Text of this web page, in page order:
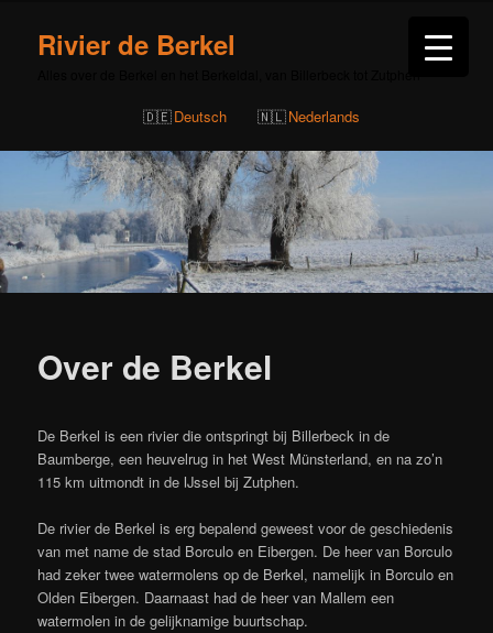
Rivier de Berkel
Deutsch Nederlands
Over de Berkel
De Berkel is een rivier die ontspringt bij Billerbeck in de
Baumberge, een heuvelrug in het West Münsterland, en na zo’n
115 km uitmondt in de IJssel bij Zutphen.
De rivier de Berkel is erg bepalend geweest voor de geschiedenis
van met name de stad Borculo en Eibergen. De heer van Borculo
had zeker twee watermolens op de Berkel, namelijk in Borculo en
Olden Eibergen. Daarnaast had de heer van Mallem een
watermolen in de gelijknamige buurtschap.